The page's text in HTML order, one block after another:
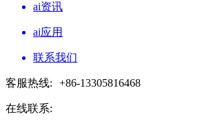
ai资讯
ai应用
联系我们
客服热线: +86-13305816468
在线联系: